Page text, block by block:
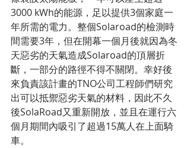
3000 kWh的能源，足以提供3個家庭一
年所需的電力。整個Solaroad的檢測時
間需要3年，但在開幕一個月後就因為冬
天惡劣的天氣造成Solaroad的頂層折
斷，一部分的路徑不得不關閉。幸好後
來負責該計畫的TNO公司工程師們研究
出可以抵禦惡劣天氣的材料，因此不久
後SolaRoad又重新開放，並且在運行六
個月期間內吸引了超過15萬人在上面騎
車。